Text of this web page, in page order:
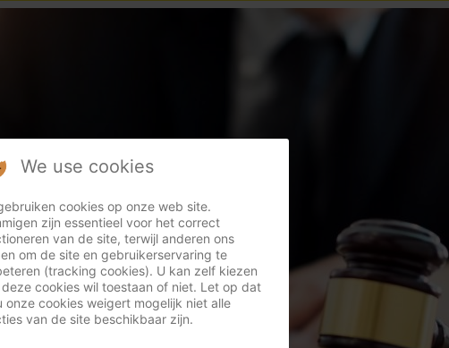
We use cookies
cookies op onze web site.
zijn essentieel voor het correct
van de site, terwijl anderen ons
om de site en gebruikerservaring te
(tracking cookies). U kan zelf kiezen
cookies wil toestaan of niet. Let op dat
onze cookies weigert mogelijk niet alle
van de site beschikbaar zijn.